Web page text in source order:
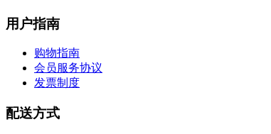
用户指南
购物指南
会员服务协议
发票制度
配送方式